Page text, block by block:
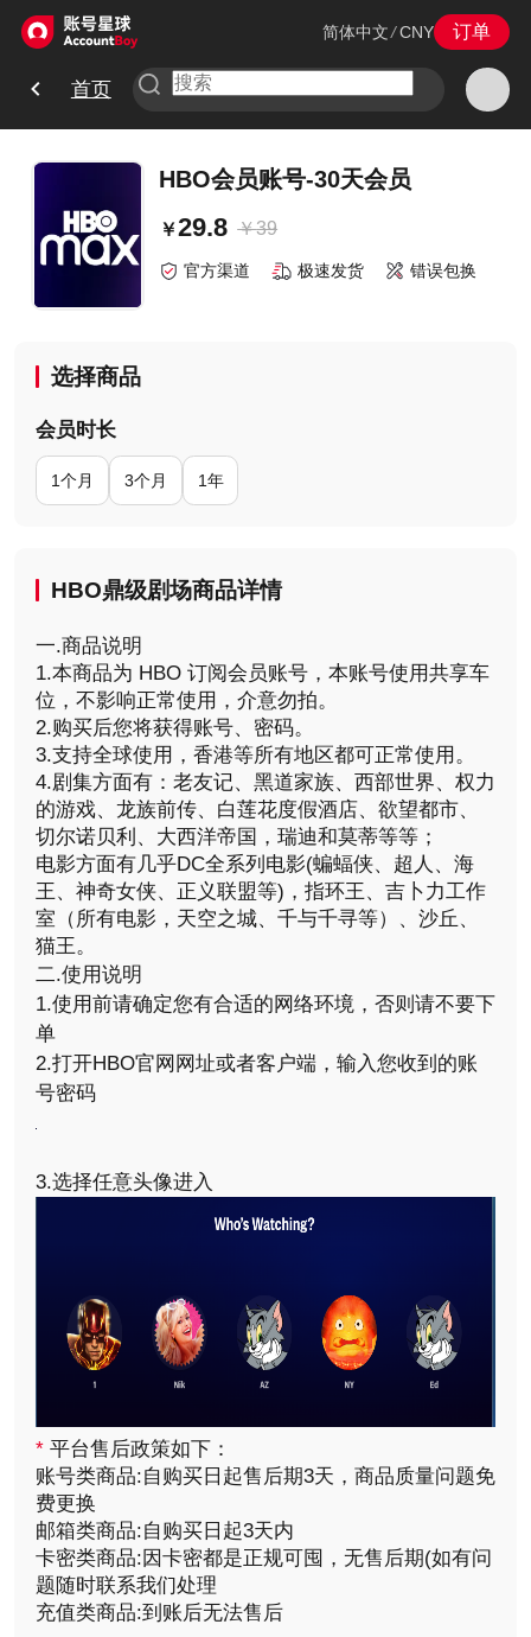
简体中文 /CNY 订单
首页
HBO会员账号-30天会员
￥29.8 ￥39
官方渠道 极速发货 错误包换
选择商品
会员时长
1个月 3个月 1年
HBO鼎级剧场商品详情
一.商品说明
1.本商品为 HBO 订阅会员账号，本账号使用共享车
位，不影响正常使用，介意勿拍。
2.购买后您将获得账号、密码。
3.支持全球使用，香港等所有地区都可正常使用。
4.剧集方面有：老友记、黑道家族、西部世界、权力
的游戏、龙族前传、白莲花度假酒店、欲望都市、
切尔诺贝利、大西洋帝国，瑞迪和莫蒂等等；
电影方面有几乎DC全系列电影(蝙蝠侠、超人、海
王、神奇女侠、正义联盟等)，指环王、吉卜力工作
室（所有电影，天空之城、千与千寻等）、沙丘、
猫王。
二.使用说明
1.使用前请确定您有合适的网络环境，否则请不要下
单
2.打开HBO官网网址或者客户端，输入您收到的账
号密码
3.选择任意头像进入
*平台售后政策如下：
账号类商品:自购买日起售后期3天，商品质量问题免
费更换
邮箱类商品:自购买日起3天内
卡密类商品:因卡密都是正规可囤，无售后期(如有问
题随时联系我们处理
充值类商品:到账后无法售后